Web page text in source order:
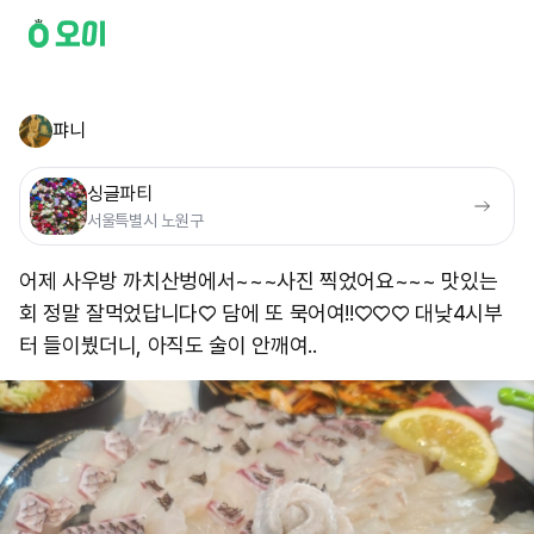
퍄니
싱글파티
서울특별시 노원구
어제 사우방 까치산벙에서~~~사진 찍었어요~~~ 맛있는
회 정말 잘먹었답니다♡ 담에 또 묵어여!!♡♡♡ 대낮4시부
터 들이붰더니, 아직도 술이 안깨여..